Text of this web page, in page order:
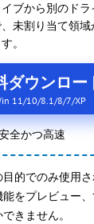
ブから別のド
未割り当て領域
。
ダウンロー
11/10/8.1/8/7/XP
全かつ高速
的でのみ使用
をプレビュー
きません。